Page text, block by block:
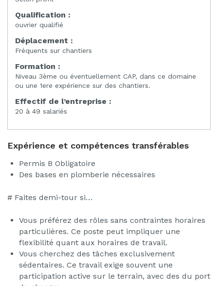
Qualification :
ouvrier qualifié
Déplacement :
Fréquents sur chantiers
Formation :
Niveau 3ème ou éventuellement CAP, dans ce domaine
ou une 1ere expérience sur des chantiers.
Effectif de l’entreprise :
20 à 49 salariés
Expérience et compétences transférables
Permis B Obligatoire
Des bases en plomberie nécessaires
# Faites demi-tour si…
Vous préférez des rôles sans contraintes horaires
particulières. Ce poste peut impliquer une
flexibilité quant aux horaires de travail.
Vous cherchez des tâches exclusivement
sédentaires. Ce travail exige souvent une
participation active sur le terrain, avec des du port